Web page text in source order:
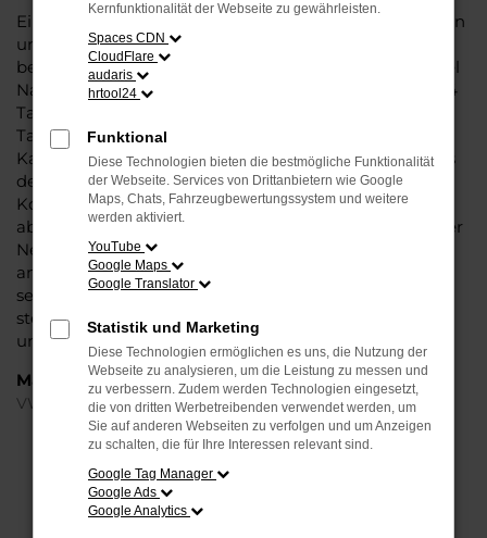
Ein Neuwagen muss nicht teuer sein. Unser Kundinnen
und Kunden aus Halle (Saale) und anderswo erhalten
bei Steinböhmer eine VW ID.4 Tageszulassung mit viel
Nachlass und ohne Abstriche bei der Qualität. VW ID.4
Tageszulassung: das klingt wie ein Trick und ist in der
Tat ein kleiner Kunstgriff, mit dem Autohändler den
Kauf zu günstigeren Preisen möglich machen. Seitens
der Automobilhersteller werden stets nur enge
Korridore für die Preissetzung bei Neuwagen
abgesteckt. Eine VW ID.4 Tageszulassung ist ein echter
Neuwagen, der für einen Tag in Halle (Saale) oder
anderswo zugelassen wurde. Dabei versteht sich von
selbst, dass der Kilometerstand bei Null komma Null
steht und Sie nach dem Kauf die erste Fahrt
unternehmen können.
Marken
VW
FEHLER: NETWORK ERROR
Beim Laden ist ein Fehler aufgetreten.
Kernfunktionalität der Webseite zu gewährleisten.
Spaces CDN
CloudFlare
audaris
hrtool24
Funktional
Diese Technologien bieten die bestmögliche Funktionalität
der Webseite. Services von Drittanbietern wie Google
Maps, Chats, Fahrzeugbewertungssystem und weitere
werden aktiviert.
YouTube
Google Maps
Google Translator
Statistik und Marketing
Diese Technologien ermöglichen es uns, die Nutzung der
Webseite zu analysieren, um die Leistung zu messen und
zu verbessern. Zudem werden Technologien eingesetzt,
die von dritten Werbetreibenden verwendet werden, um
Sie auf anderen Webseiten zu verfolgen und um Anzeigen
zu schalten, die für Ihre Interessen relevant sind.
Google Tag Manager
Google Ads
Google Analytics